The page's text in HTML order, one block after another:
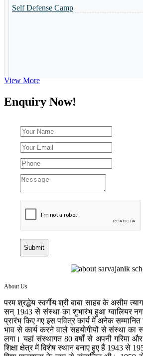
Admission Open-2023
View More
Enquiry Now!
Submit
About Us
परम श्रद्धेय स्वर्गीय श्री बाबा साहब के असीम
सन् 1943 से संस्था का शुभारंभ हुआ ग्वालियर नगर
प्रारंभ किए गए इस पवित्र कार्य में अनेक सम्मानित
भाव से कार्य करने वाले सहयोगीयों से संस्था का
लगा। यहां संस्थागत 80 वर्षों से अपनी गरिमा
शिक्षा क्षेत्र में विशेष स्थान बनाए हुए हैं 1943 से